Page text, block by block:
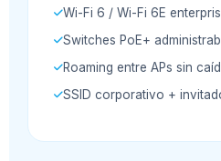
Wi-Fi 6 / Wi-Fi 6E
Switches PoE+
Roaming entre APs sin
SSID corporativo +